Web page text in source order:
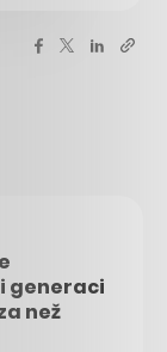
generaci
než